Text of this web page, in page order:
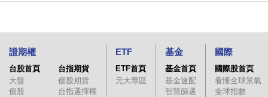
證期權
台股首頁
大盤
個股
台指期貨
個股期貨
台指選擇權
ETF
ETF首頁
元大專區
基金
基金首頁
基金速配
智慧篩選
國際
國際股首頁
看懂全球景氣
全球指數